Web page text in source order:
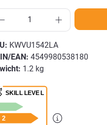
KWVU1542LA
EAN: 4549980538180
1.2 kg